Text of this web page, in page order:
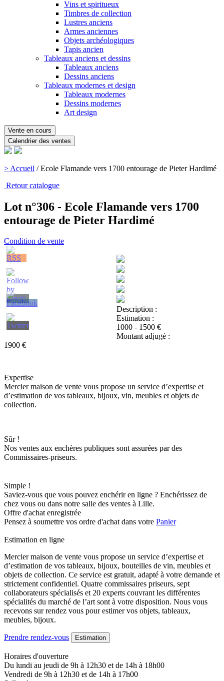
Vins et spiritueux
Timbres de collection
Lustres anciens
Armes anciennes
Objets archéologiques
Tapis ancien
Tableaux anciens et dessins
Tableaux anciens
Dessins anciens
Tableaux modernes et design
Tableaux modernes
Dessins modernes
Art design
Vente en cours
Calendrier des ventes
> Accueil /Ecole Flamande vers 1700 entourage de Pieter Hardimé
Retour catalogue
Lot n°306 - Ecole Flamande vers 1700
entourage de Pieter Hardimé
Condition de vente
Description :
Estimation :
1000 - 1500 €
Montant adjugé :
1900 €
Expertise
Mercier maison de vente vous propose un service d’expertise et
d’estimation de vos tableaux, bijoux, vin, meubles et objets de
collection.
Sûr !
Nos ventes aux enchères publiques sont assurées par des
Commissaires-priseurs.
Simple !
Saviez-vous que vous pouvez enchérir en ligne ? Enchérissez de
chez vous ou dans notre salle des ventes à Lille.
Offre d'achat enregistrée
Pensez à soumettre vos ordre d'achat dans votre Panier
Estimation en ligne
Mercier maison de vente vous propose un service d’expertise et
d’estimation de vos tableaux, bijoux, bouteilles de vin, meubles et
objets de collection. Ce service est gratuit, adapté à votre demande et
strictement confidentiel. Quatre commissaires priseurs, sept
collaborateurs spécialisés et 20 experts couvrant les différentes
spécialités du marché de l’art sont à votre disposition. Nous vous
recevons sur rendez vous pour estimer vos objets, tableaux,
meubles, bijoux.
Prendre rendez-vous Estimation
Horaires d'ouverture
Du lundi au jeudi de 9h à 12h30 et de 14h à 18h00
Vendredi de 9h à 12h30 et de 14h à 17h00